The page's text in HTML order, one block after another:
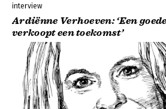
interview
Ardiënne Verhoeven: ‘Een
verkoopt een toekomst’